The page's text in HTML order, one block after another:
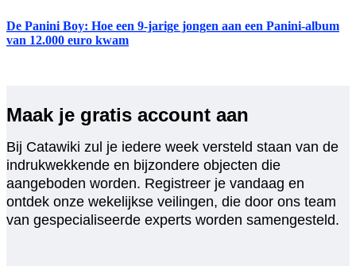
De Panini Boy: Hoe een 9-jarige jongen aan een Panini-album
van 12.000 euro kwam
Maak je gratis account aan
Bij Catawiki zul je iedere week versteld staan van de
indrukwekkende en bijzondere objecten die
aangeboden worden. Registreer je vandaag en
ontdek onze wekelijkse veilingen, die door ons team
van gespecialiseerde experts worden samengesteld.